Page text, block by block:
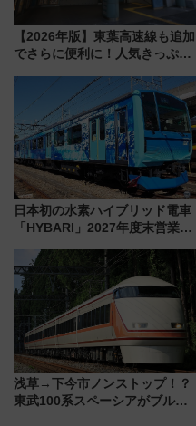
【2026年版】東葉高速線も追加
でさらに便利に！人気きっぷ
今年も発売 秋・早春に千葉県を
巡るなら使い勝手・コスパ抜群
日本初の水素ハイブリッド電車
「HYBARI」2027年度末営業運
で水素利活用が加速
浅草→下今市ノンストップ！？
東武100系スペーシアがブルー